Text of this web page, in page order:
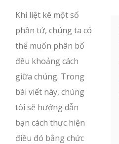
Khi liệt kê một số
phần tử, chúng ta có
thể muốn phân bố
đều khoảng cách
giữa chúng. Trong
bài viết này, chúng
tôi sẽ hướng dẫn
bạn cách thực hiện
điều đó bằng chức